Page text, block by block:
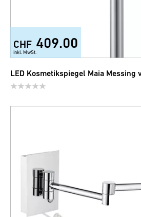
CHF 409.00
inkl. MwSt.
LED Kosmetikspiegel Maia